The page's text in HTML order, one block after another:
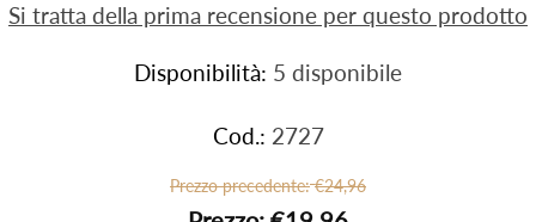
Si tratta della prima recensione per questo prodotto
Disponibilità: 5 disponibile
Cod.: 2727
Prezzo precedente: €24,96